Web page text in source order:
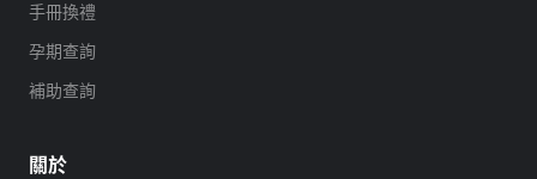
手冊換禮
孕期查詢
補助查詢
關於